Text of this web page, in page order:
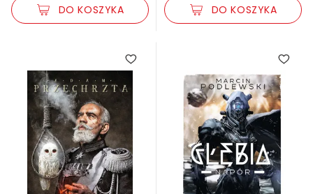
DO KOSZYKA DO KOSZYKA